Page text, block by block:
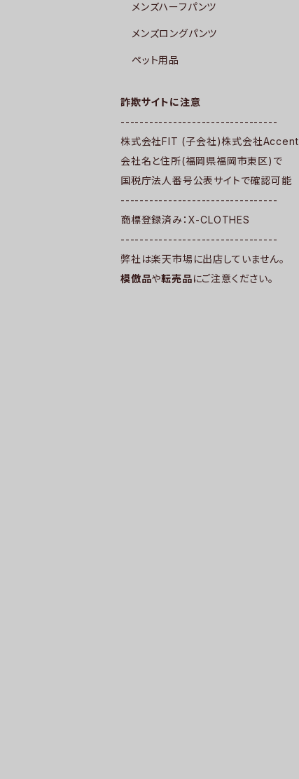
メンズハーフパンツ
メンズロングパンツ
ペット用品
詐欺サイトに注意
---------------------------------
株式会社FIT (子会社)株式会社Accent
会社名と住所(福岡県福岡市東区)で
国税庁法人番号公表サイトで確認可能
---------------------------------
商標登録済み：X-CLOTHES
---------------------------------
弊社は楽天市場に出店していません。
模倣品や転売品にご注意ください。